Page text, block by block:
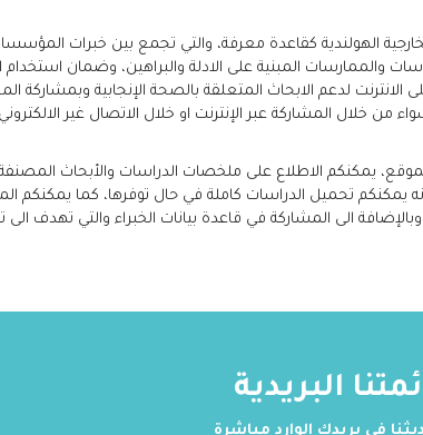
الهولندية كقاعدة معرفة، والتي تجمع بين خبرات
والممارسات المبنية على الادلة والبراهين، وضمان
الانترنت لدعم الابحاث المتعلقة بالصحة الإنجابية
من خلال المشاركة عبر الإنترنت او خلال الاتصال غير
يمكنكم الاطلاع على ملخصات الدراسات والأبحاث
يمكنكم تحميل الدراسات كاملة في حال توفرها، كما يمكنكم
الى المشاركة في قاعدة بيانات الخبراء والتي تهدف الى
البريدية
في بريدك الوارد مباشرة